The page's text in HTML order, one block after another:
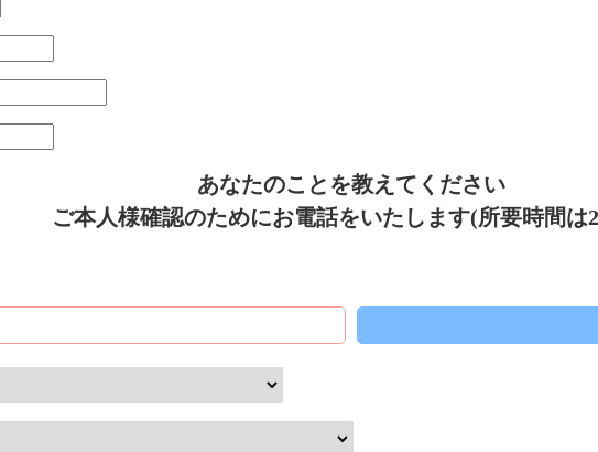
あなたのことを教えてください
ご本人様確認のためにお電話をいたします(所要時間は